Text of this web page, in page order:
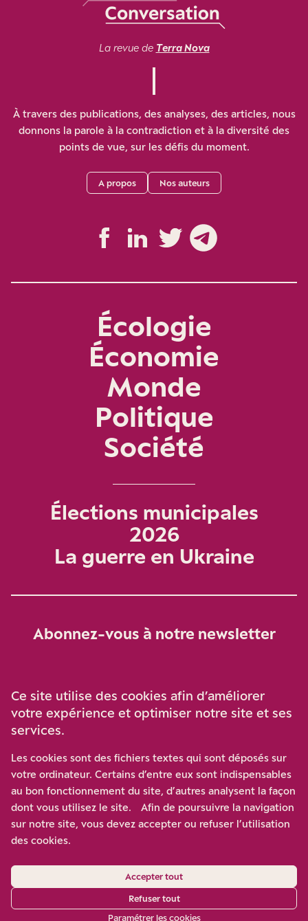
La revue de Terra Nova
À travers des publications, des analyses, des articles, nous
donnons la parole à la contradiction et à la diversité des
points de vue, sur les défis du moment.
A propos Nos auteurs
Écologie
Économie
Monde
Politique
Société
Élections municipales
2026
La guerre en Ukraine
Abonnez-vous à notre newsletter
Participez à notre effort pour conforter la démocratie en
luttant contre l’ascension aux extrêmes, et la
disqualification de l’adversaire, en promouvant la
confrontation des idées et des opinions.
Nous soutenir
Ce site utilise des cookies afin d’améliorer
votre expérience et optimiser notre site et ses
services.
Les cookies sont des fichiers textes qui sont déposés sur
votre ordinateur. Certains d’entre eux sont indispensables
au bon fonctionnement du site, d’autres analysent la façon
dont vous utilisez le site. Afin de poursuivre la navigation
sur notre site, vous devez accepter ou refuser l’utilisation
des cookies.
Accepter tout
Refuser tout
Paramétrer les cookies